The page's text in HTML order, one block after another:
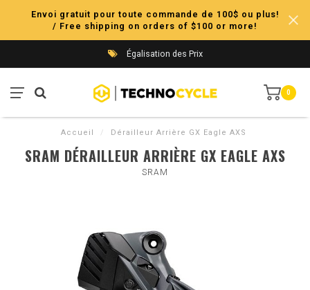
Envoi gratuit pour toute commande de 100$ ou plus!
/ Free shipping on orders of $100 or more!
Égalisation des Prix
0
Accueil / Dérailleur Arrière GX Eagle AXS
SRAM DÉRAILLEUR ARRIÈRE GX EAGLE AXS
SRAM